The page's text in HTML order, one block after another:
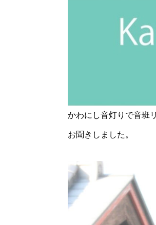
かわにし音灯りで音班
お聞きしました。